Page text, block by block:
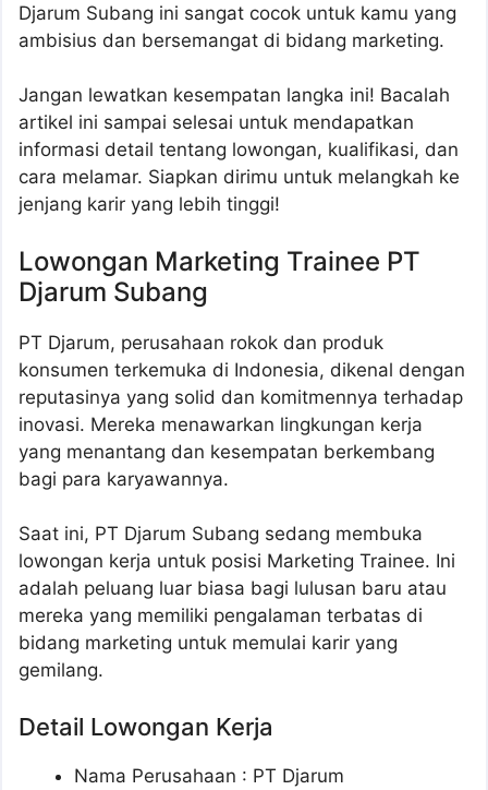
Djarum Subang ini sangat cocok untuk kamu yang
ambisius dan bersemangat di bidang marketing.
Jangan lewatkan kesempatan langka ini! Bacalah
artikel ini sampai selesai untuk mendapatkan
informasi detail tentang lowongan, kualifikasi, dan
cara melamar. Siapkan dirimu untuk melangkah ke
jenjang karir yang lebih tinggi!
Lowongan Marketing Trainee PT
Djarum Subang
PT Djarum, perusahaan rokok dan produk
konsumen terkemuka di Indonesia, dikenal dengan
reputasinya yang solid dan komitmennya terhadap
inovasi. Mereka menawarkan lingkungan kerja
yang menantang dan kesempatan berkembang
bagi para karyawannya.
Saat ini, PT Djarum Subang sedang membuka
lowongan kerja untuk posisi Marketing Trainee. Ini
adalah peluang luar biasa bagi lulusan baru atau
mereka yang memiliki pengalaman terbatas di
bidang marketing untuk memulai karir yang
gemilang.
Detail Lowongan Kerja
Nama Perusahaan : PT Djarum